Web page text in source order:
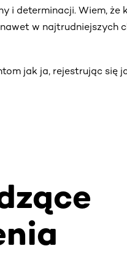
i determinacji. Wiem, że
w najtrudniejszych
jak ja, rejestrując się